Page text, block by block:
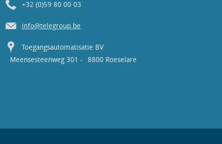
+32 (0)59 80 00 03
info@telegroup.be
Toegangsautomatisatie BV
Meensesteenweg 301 -
8800 Roeselare